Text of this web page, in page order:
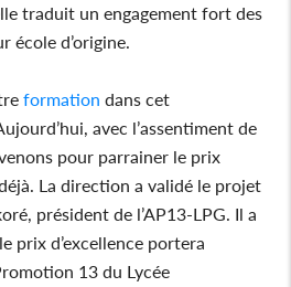
traduit un engagement fort des
école d’origine.
formation dans cet
avec l’assentiment de
pour parrainer le prix
La direction a validé le projet
président de l’AP13-LPG. Il a
prix d’excellence portera
13 du Lycée